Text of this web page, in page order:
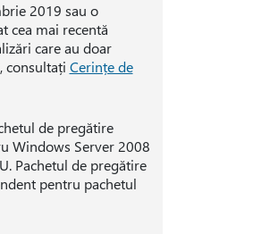
2019 sau o
cea mai recentă
care au doar
consultați Cerințe de
de pregătire
Windows Server 2008
Pachetul de pregătire
pentru pachetul